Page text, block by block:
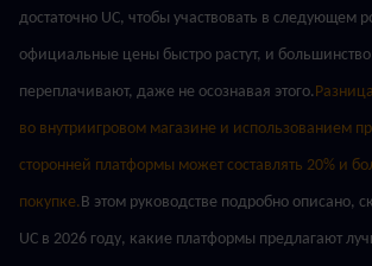
достаточно UC, чтобы участвовать в следующем
официальные цены быстро растут, и большинство
переплачивают, даже не осознавая этого.
во внутриигровом магазине и использованием
сторонней платформы может составлять 20% и
покупке.В этом руководстве подробно описано,
UC в 2026 году, какие платформы предлагают